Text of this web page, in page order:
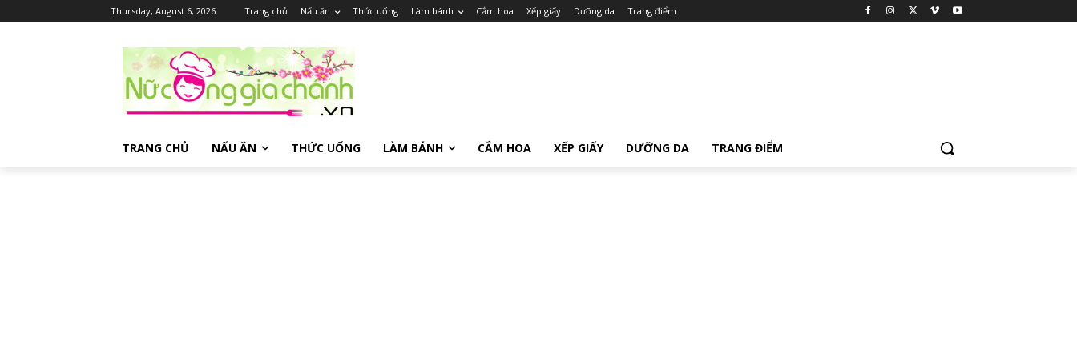
Thursday, August 6, 2026 Trang chủ Nấu ăn Thức uống Làm bánh Cắm hoa Xếp giấy Dưỡng da Trang điểm
TRANG CHỦ NẤU ĂN THỨC UỐNG LÀM BÁNH CẮM HOA XẾP GIẤY DƯỠNG DA TRANG ĐIỂM